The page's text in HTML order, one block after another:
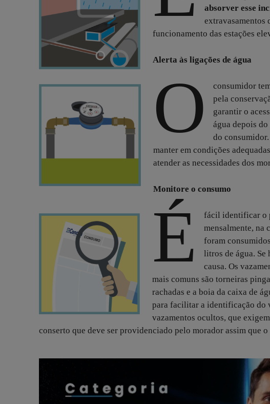
absorver esse
extravasamentos
funcionamento das estações
Alerta às ligações de água
O
consumidor
pela
garantir o
água depois
do
manter em condições
atender as necessidades dos
Monitore o consumo
É
fácil identificar o
mensalmente, na
foram
litros de água.
causa. Os
mais comuns são torneiras
rachadas e a boia da caixa de
para facilitar a identificação do
vazamentos ocultos, que
conserto que deve ser providenciado pelo morador assim que